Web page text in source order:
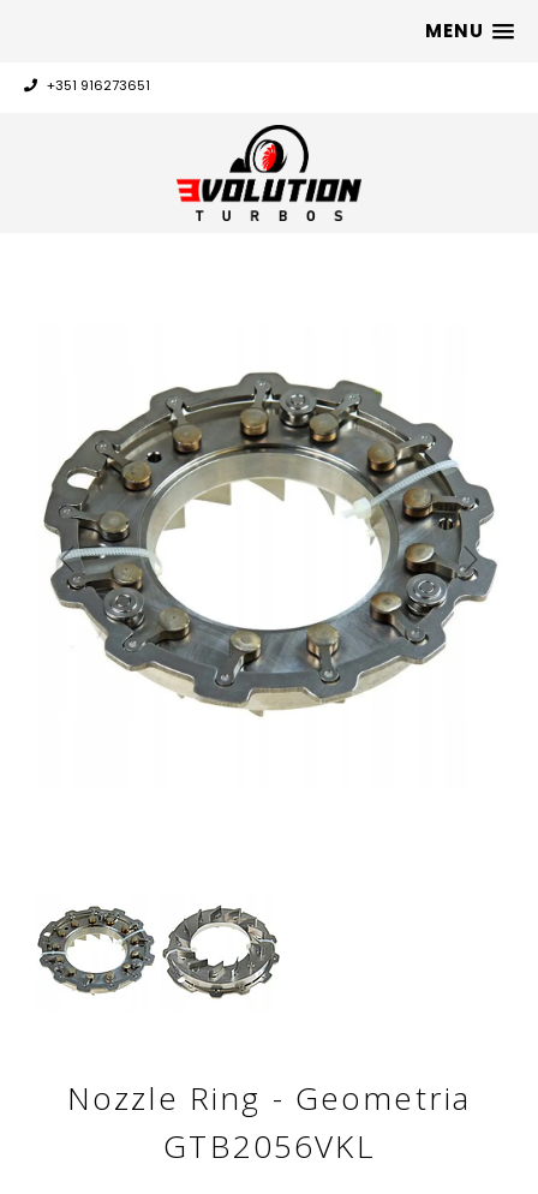
MENU
+351 916273651
Nozzle Ring - Geometria
GTB2056VKL